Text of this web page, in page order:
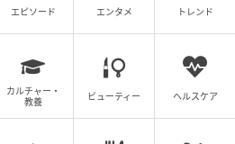
エピソード エンタメ トレンド
カルチャー・
教養
ビューティー ヘルスケア